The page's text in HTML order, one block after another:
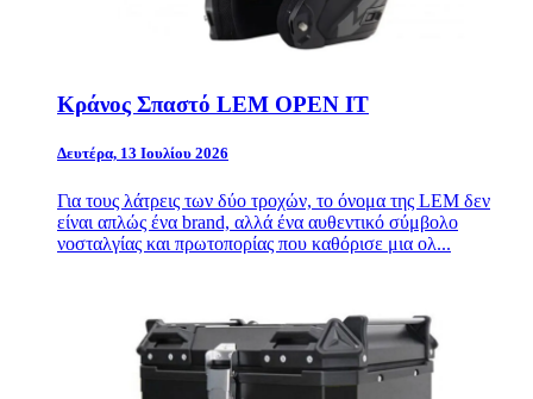
Κράνος Σπαστό LEM OPEN IT
Δευτέρα, 13 Ιουλίου 2026
Για τους λάτρεις των δύο τροχών, το όνομα της LEM δεν
είναι απλώς ένα brand, αλλά ένα αυθεντικό σύμβολο
νοσταλγίας και πρωτοπορίας που καθόρισε μια ολ...